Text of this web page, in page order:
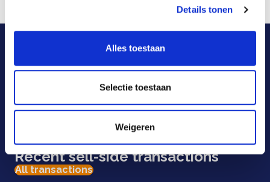
Details tonen
Alles toestaan
Selectie toestaan
Weigeren
www.sandridge.nl
Our specialists are here
E-mail
Recent sell-side transactions
All transactions